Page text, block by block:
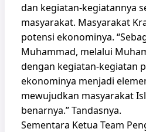
dan kegiatan-kegiatannya
masyarakat. Masyarakat
potensi ekonominya.
Muhammad, melalui
dengan kegiatan-kegiatan
ekonominya menjadi
mewujudkan masyarakat
benarnya.” Tandasnya.
Sementara Ketua Team